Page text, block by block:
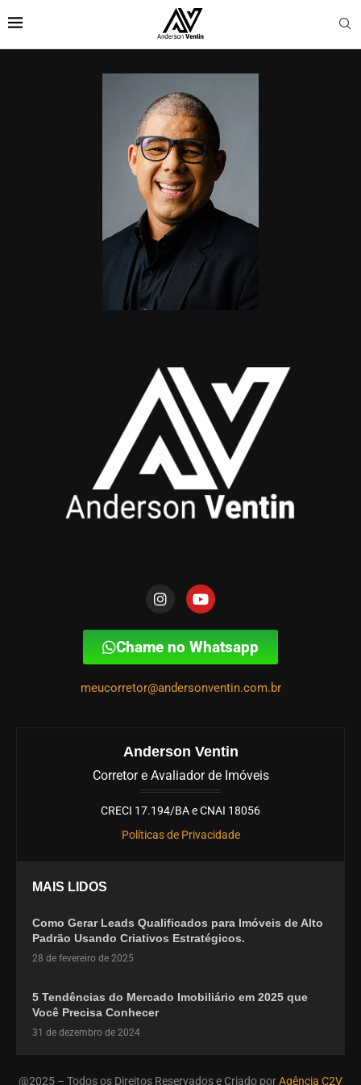
Chame no Whatsapp
meucorretor@andersonventin.com.br
Anderson Ventin
Corretor e Avaliador de Imóveis
CRECI 17.194/BA e CNAI 18056
Políticas de Privacidade
MAIS LIDOS
Como Gerar Leads Qualificados para Imóveis de Alto
Padrão Usando Criativos Estratégicos.
28 de fevereiro de 2025
5 Tendências do Mercado Imobiliário em 2025 que
Você Precisa Conhecer
31 de dezembro de 2024
@2025 – Todos os Direitos Reservados e Criado porAgência C2V